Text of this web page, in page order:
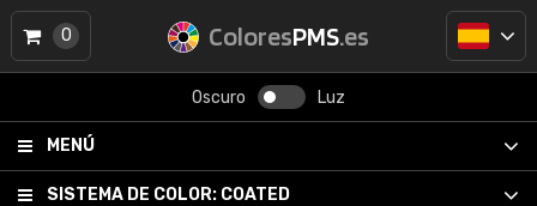
ColoresPMS.es
Oscuro Luz
MENÚ
SISTEMA DE COLOR: COATED
0